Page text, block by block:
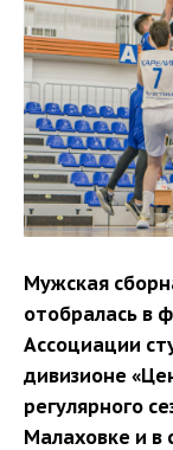
Мужская
отобралась в
Ассоциации
дивизионе
регулярного
Малаховке и в